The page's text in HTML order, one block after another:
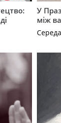
У
між